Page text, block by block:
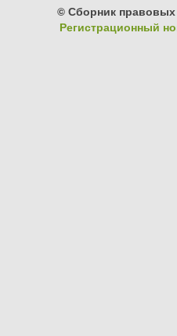
© Сборник
Регистрационный